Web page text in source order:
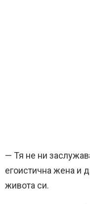
— Тя не ни
егоистична жена и
живота си.